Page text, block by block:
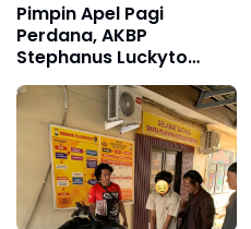
Pimpin Apel Pagi
Perdana, AKBP
Stephanus Luckyto
Tekankan Disiplin,
Kebersihan, dan
Kecintaan terhadap
Organisasi